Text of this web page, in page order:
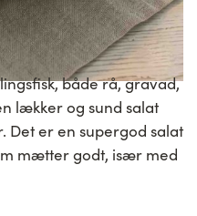
både rå, gravad,
lækker og sund salat
Det er en supergod salat
mætter godt, især med